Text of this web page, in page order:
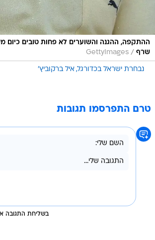
ההתקפה, ההגנה והשוערים לא פחות טובים כיום
שרף /
GettyImages
נבחרת ישראל בכדורגל איל ברקוביץ'
טרם התפרסמו תגובות
בשליחת התגובה